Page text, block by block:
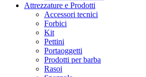
Attrezzature e Prodotti
Accessori tecnici
Forbici
Kit
Pettini
Portaoggetti
Prodotti per barba
Rasoi